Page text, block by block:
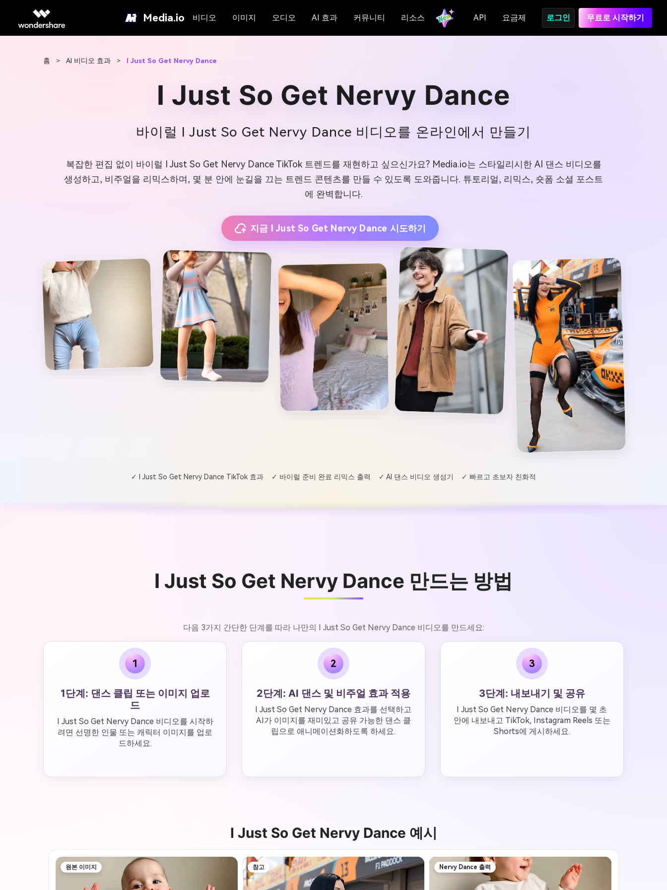
Media.io 비디오 이미지 오디오 AI 효과 커뮤니티 리소스 API 요금제 로그인 무료로 시작하기
홈 > AI 비디오 효과 > I Just So Get Nervy Dance
I Just So Get Nervy Dance
바이럴 I Just So Get Nervy Dance 비디오를 온라인에서 만들기
복잡한 편집 없이 바이럴 I Just So Get Nervy Dance TikTok 트렌드를 재현하고 싶으신가요? Media.io는 스타일리시한 AI 댄스 비디오를
생성하고, 비주얼을 리믹스하며, 몇 분 안에 눈길을 끄는 트렌드 콘텐츠를 만들 수 있도록 도와줍니다. 튜토리얼, 리믹스, 숏폼 소셜 포스트
에 완벽합니다.
지금 I Just So Get Nervy Dance 시도하기
✓ I Just So Get Nervy Dance TikTok 효과 ✓ 바이럴 준비 완료 리믹스 출력 ✓ AI 댄스 비디오 생성기 ✓ 빠르고 초보자 친화적
I Just So Get Nervy Dance 만드는 방법
다음 3가지 간단한 단계를 따라 나만의 I Just So Get Nervy Dance 비디오를 만드세요:
1
1단계: 댄스 클립 또는 이미지 업로
드
I Just So Get Nervy Dance 비디오를 시작하
려면 선명한 인물 또는 캐릭터 이미지를 업로
드하세요.
2
2단계: AI 댄스 및 비주얼 효과 적용
I Just So Get Nervy Dance 효과를 선택하고
AI가 이미지를 재미있고 공유 가능한 댄스 클
립으로 애니메이션화하도록 하세요.
3
3단계: 내보내기 및 공유
I Just So Get Nervy Dance 비디오를 몇 초
안에 내보내고 TikTok, Instagram Reels 또는
Shorts에 게시하세요.
I Just So Get Nervy Dance 예시
원본 이미지 참고 Nervy Dance 출력